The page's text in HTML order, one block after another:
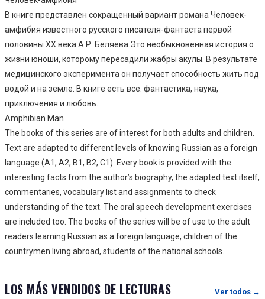
В книге представлен сокращенный вариант романа Человек-
амфибия известного русского писателя-фантаста первой
половины XX века А.Р. Беляева.Это необыкновенная история о
жизни юноши, которому пересадили жабры акулы. В результате
медицинского эксперимента он получает способность жить под
водой и на земле. В книге есть все: фантастика, наука,
приключения и любовь.
Amphibian Man
The books of this series are of interest for both adults and children.
Text are adapted to different levels of knowing Russian as a foreign
language (A1, A2, B1, B2, C1). Every book is provided with the
interesting facts from the author’s biography, the adapted text itself,
commentaries, vocabulary list and assignments to check
understanding of the text. The oral speech development exercises
are included too. The books of the series will be of use to the adult
readers learning Russian as a foreign language, children of the
countrymen living abroad, students of the national schools.
LOS MÁS VENDIDOS DE LECTURAS Ver todos →